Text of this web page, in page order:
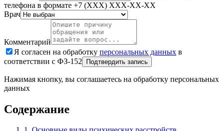
телефона в формате +7 (XXX) XXX-XX-XX
Врач
Комментарий
Я согласен на обработку персональных данных в
соответствии с ФЗ-152
Подтвердить запись
Нажимая кнопку, вы соглашаетесь на обработку персональных
данных
Содержание